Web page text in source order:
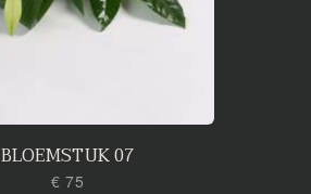
BLOEMSTUK 07
€ 75